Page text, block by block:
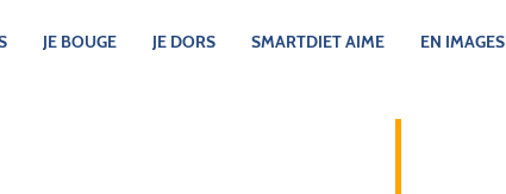
JE BOUGE JE DORS SMARTDIET AIME EN IMAGES